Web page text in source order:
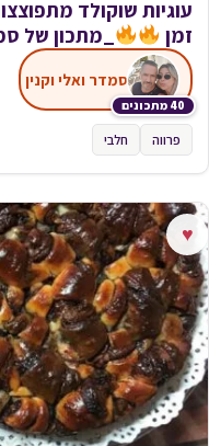
עוגיות שוקולד
זמן
_מתכון של
40 מתכונים
סמדר ואלי וקנין
פרווה חלבי
♥